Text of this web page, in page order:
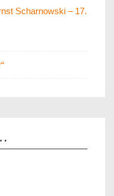
Scharnowski – 17.